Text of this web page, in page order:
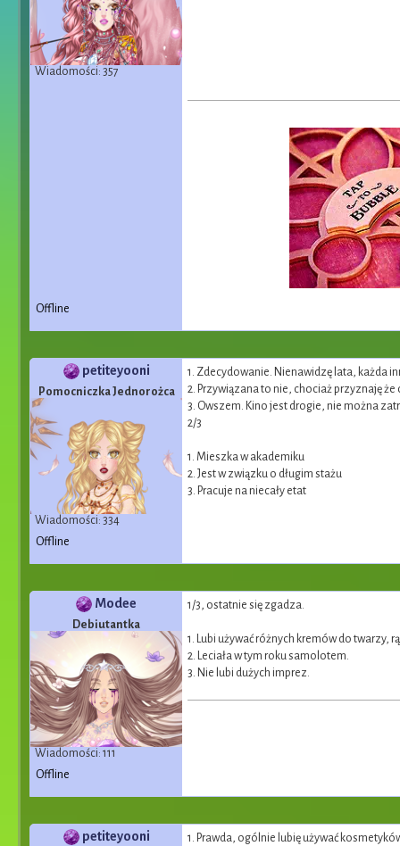
Wiadomości: 357
Offline
petiteyooni
Pomocniczka Jednorożca
Wiadomości: 334
1. Zdecydowanie. Nienawidzę lata, każda
2. Przywiązana to nie, chociaż przyznaję że
3. Owszem. Kino jest drogie, nie można
2/3
1. Mieszka w akademiku
2. Jest w związku o długim stażu
3. Pracuje na niecały etat
Offline
Modee
Debiutantka
Wiadomości: 111
1/3, ostatnie się zgadza.
1. Lubi używać różnych kremów do twarzy,
2. Leciała w tym roku samolotem.
3. Nie lubi dużych imprez.
Offline
petiteyooni
1. Prawda, ogólnie lubię używać